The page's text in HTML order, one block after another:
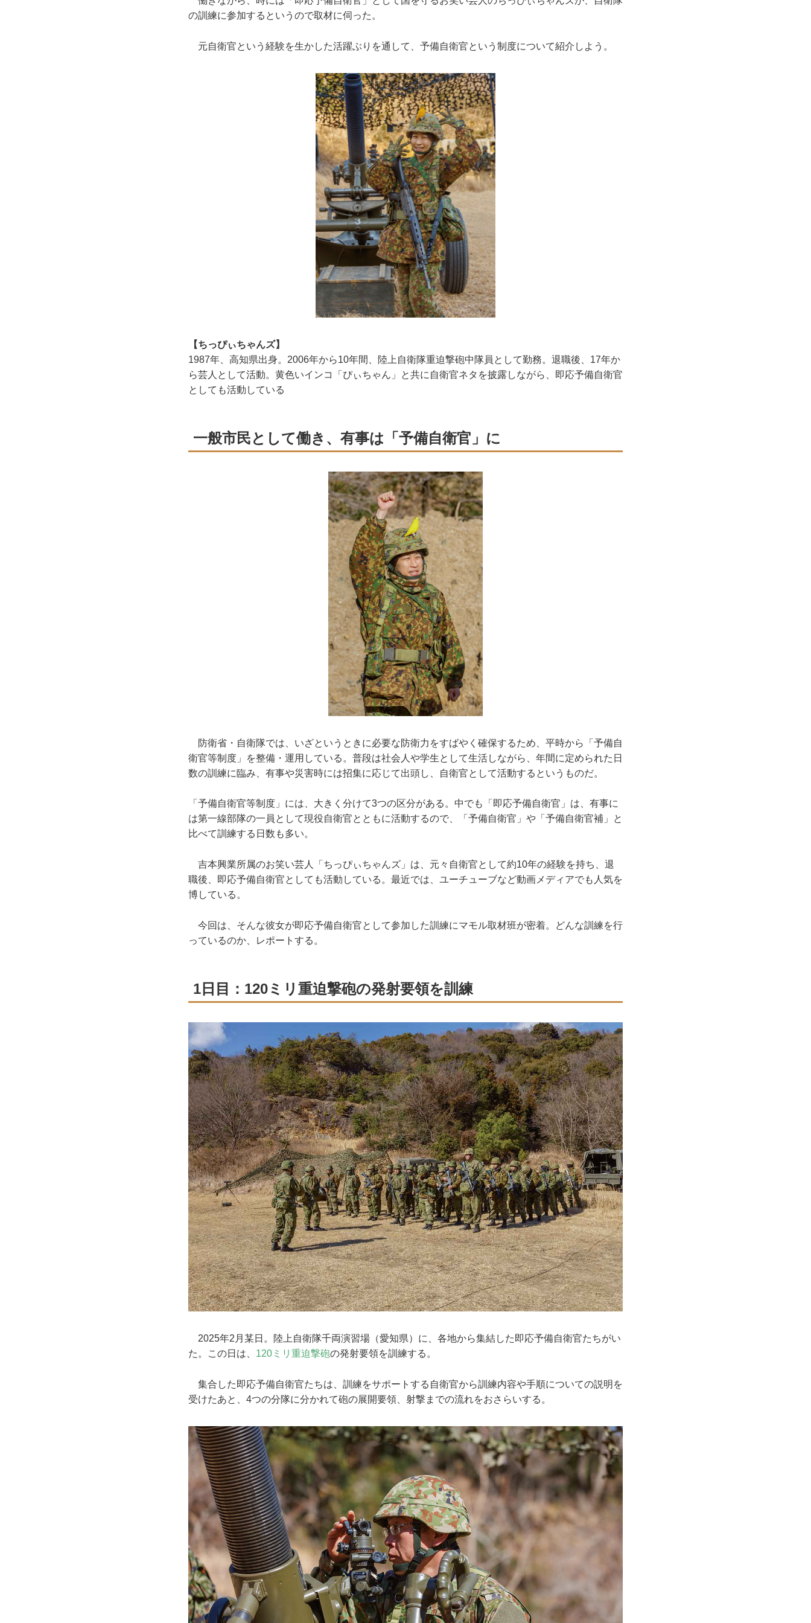
の訓練に参加するというので取材に伺った。
元自衛官という経験を生かした活躍ぶりを通して、予備自衛官という制度について紹介しよう。
【ちっぴぃちゃんズ】
1987年、高知県出身。2006年から10年間、陸上自衛隊重迫撃砲中隊員として勤務。退職後、17年か
ら芸人として活動。黄色いインコ「ぴぃちゃん」と共に自衛官ネタを披露しながら、即応予備自衛官
としても活動している
一般市民として働き、有事は「予備自衛官」に
防衛省・自衛隊では、いざというときに必要な防衛力をすばやく確保するため、平時から「予備自
衛官等制度」を整備・運用している。普段は社会人や学生として生活しながら、年間に定められた日
数の訓練に臨み、有事や災害時には招集に応じて出頭し、自衛官として活動するというものだ。
「予備自衛官等制度」には、大きく分けて3つの区分がある。中でも「即応予備自衛官」は、有事に
は第一線部隊の一員として現役自衛官とともに活動するので、「予備自衛官」や「予備自衛官補」と
比べて訓練する日数も多い。
吉本興業所属のお笑い芸人「ちっぴぃちゃんズ」は、元々自衛官として約10年の経験を持ち、退
職後、即応予備自衛官としても活動している。最近では、ユーチューブなど動画メディアでも人気を
博している。
今回は、そんな彼女が即応予備自衛官として参加した訓練にマモル取材班が密着。どんな訓練を行
っているのか、レポートする。
1日目：120ミリ重迫撃砲の発射要領を訓練
2025年2月某日。陸上自衛隊千両演習場（愛知県）に、各地から集結した即応予備自衛官たちがい
た。この日は、 120ミリ重迫撃砲の発射要領を訓練する。
集合した即応予備自衛官たちは、訓練をサポートする自衛官から訓練内容や手順についての説明を
受けたあと、4つの分隊に分かれて砲の展開要領、射撃までの流れをおさらいする。